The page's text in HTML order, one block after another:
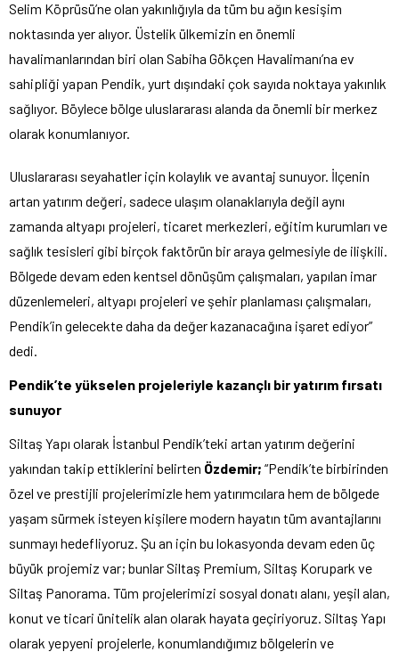
Selim Köprüsü’ne olan yakınlığıyla da tüm bu ağın kesişim
noktasında yer alıyor. Üstelik ülkemizin en önemli
havalimanlarından biri olan Sabiha Gökçen Havalimanı’na ev
sahipliği yapan Pendik, yurt dışındaki çok sayıda noktaya yakınlık
sağlıyor. Böylece bölge uluslararası alanda da önemli bir merkez
olarak konumlanıyor.
Uluslararası seyahatler için kolaylık ve avantaj sunuyor. İlçenin
artan yatırım değeri, sadece ulaşım olanaklarıyla değil aynı
zamanda altyapı projeleri, ticaret merkezleri, eğitim kurumları ve
sağlık tesisleri gibi birçok faktörün bir araya gelmesiyle de ilişkili.
Bölgede devam eden kentsel dönüşüm çalışmaları, yapılan imar
düzenlemeleri, altyapı projeleri ve şehir planlaması çalışmaları,
Pendik’in gelecekte daha da değer kazanacağına işaret ediyor”
dedi.
Pendik’te yükselen projeleriyle kazançlı bir yatırım fırsatı
sunuyor
Siltaş Yapı olarak İstanbul Pendik’teki artan yatırım değerini
yakından takip ettiklerini belirten Özdemir; “Pendik’te birbirinden
özel ve prestijli projelerimizle hem yatırımcılara hem de bölgede
yaşam sürmek isteyen kişilere modern hayatın tüm avantajlarını
sunmayı hedefliyoruz. Şu an için bu lokasyonda devam eden üç
büyük projemiz var; bunlar Siltaş Premium, Siltaş Korupark ve
Siltaş Panorama. Tüm projelerimizi sosyal donatı alanı, yeşil alan,
konut ve ticari ünitelik alan olarak hayata geçiriyoruz. Siltaş Yapı
olarak yepyeni projelerle, konumlandığımız bölgelerin ve